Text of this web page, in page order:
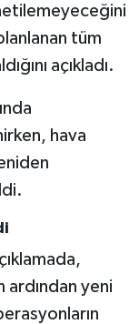
tüm
açıkladı.
hava
yeni